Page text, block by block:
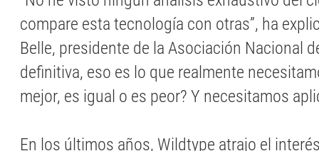
compare esta tecnología con otras”, ha
Belle, presidente de la Asociación Nacional
definitiva, eso es lo que realmente
mejor, es igual o es peor? Y necesitamos
En los últimos años, Wildtype atrajo el